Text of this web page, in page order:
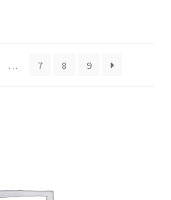
… 7 8 9